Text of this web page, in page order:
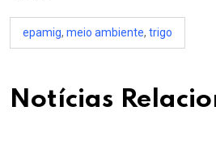
epamig, meio ambiente, trigo
Notícias